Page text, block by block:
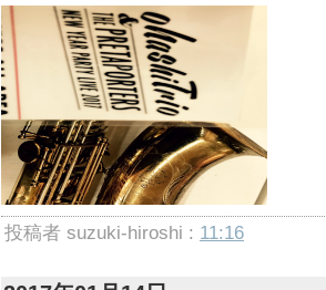
投稿者 suzuki-hiroshi : 11:16